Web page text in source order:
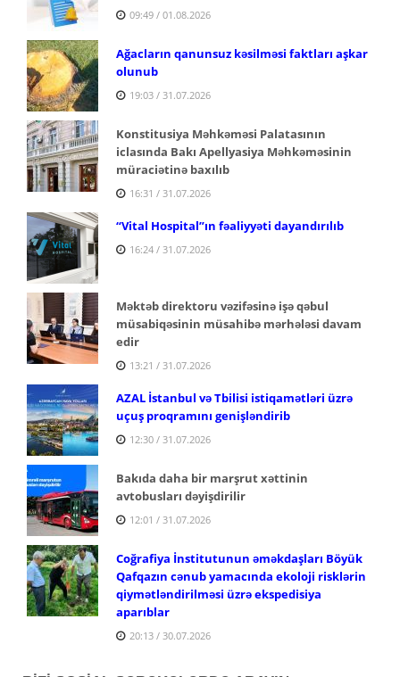
09:49 / 01.08.2026
Ağacların qanunsuz kəsilməsi faktları aşkar
olunub
19:03 / 31.07.2026
Konstitusiya Məhkəməsi Palatasının
iclasında Bakı Apellyasiya Məhkəməsinin
müraciətinə baxılıb
16:31 / 31.07.2026
“Vital Hospital”ın fəaliyyəti dayandırılıb
16:24 / 31.07.2026
Məktəb direktoru vəzifəsinə işə qəbul
müsabiqəsinin müsahibə mərhələsi davam
edir
13:21 / 31.07.2026
AZAL İstanbul və Tbilisi istiqamətləri üzrə
uçuş proqramını genişləndirib
12:30 / 31.07.2026
Bakıda daha bir marşrut xəttinin
avtobusları dəyişdirilir
12:01 / 31.07.2026
Coğrafiya İnstitutunun əməkdaşları Böyük
Qafqazın cənub yamacında ekoloji risklərin
qiymətləndirilməsi üzrə ekspedisiya
aparıblar
20:13 / 30.07.2026